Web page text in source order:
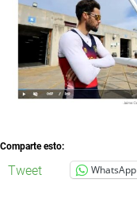
Comparte esto:
Tweet WhatsApp